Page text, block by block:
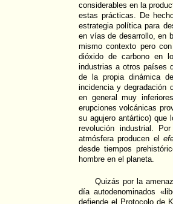
considerables en la
estas prácticas. De
estrategia política para
en vías de desarrollo, en
mismo contexto pero
dióxido de carbono en
industrias a otros países
de la propia dinámica
incidencia y degradación
en general muy
erupciones volcánicas
su agujero antártico) que
revolución industrial.
atmósfera producen el
desde tiempos
hombre en el planeta.
Quizás por la
día autodenominados
defiende el Protocolo de